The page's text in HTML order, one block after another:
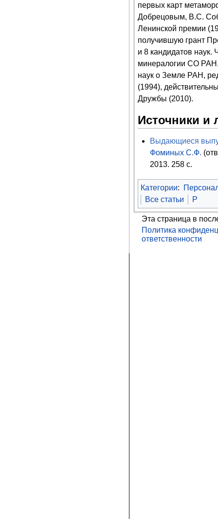
первых карт
Добрецовым, В.С.
Ленинской премии
получившую грант
и 8 кандидатов наук.
минералогии СО РАН,
наук о Земле РАН,
(1994),
Дружбы (2010).
Источники и
Выдающиеся
Фоминых С.Ф.
2013. 258 с.
Категории:
Все статьи
Р
Эта страница в
Политика
ответственности